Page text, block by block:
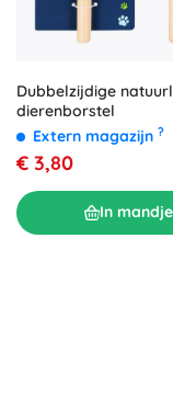
Dubbelzijdige
dierenborstel
Extern magazijn ?
€ 3,80
In mandje